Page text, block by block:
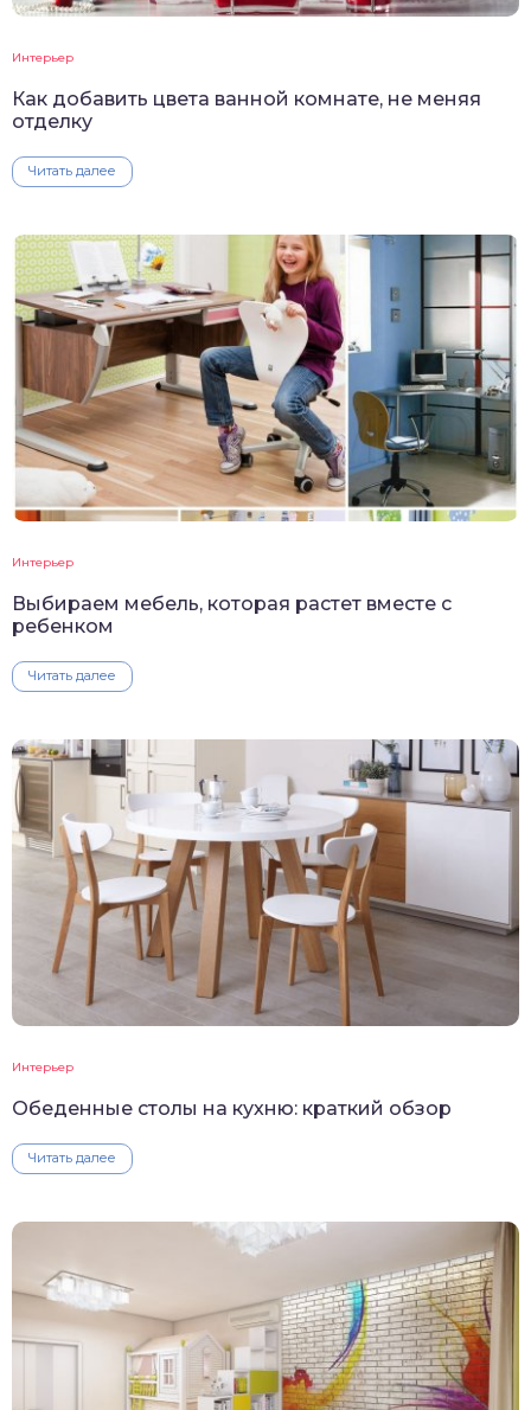
Интерьер
Как добавить цвета ванной комнате, не меняя
отделку
Читать далее
Интерьер
Выбираем мебель, которая растет вместе с
ребенком
Читать далее
Интерьер
Обеденные столы на кухню: краткий обзор
Читать далее